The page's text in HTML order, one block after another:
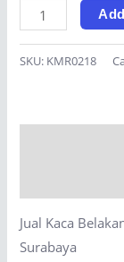
Jual
Kaca
Belakang
95
Genio
di
SKU: KMR0218
Jual Kaca
Surabaya